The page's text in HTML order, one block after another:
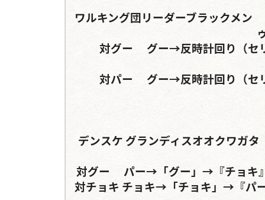
ワルキング団リーダーブラックメン	アクティオンゾウカブト	グランディスorタランド
対グー	グー→反時計回り（セリフ分岐）	グー→反時計回り（セリフ分岐）
対パー	グー→反時計回り（セリフ分岐）	グー→反時計回り（セリフ分岐）
デンスケ	グランディスオオクワガタ	ヘルクレスリッキーブルーorパラワンオオヒラタク
対グー	パー→「グー」→『チョキ』→チョキ	グー→「グー」→『チョキ』→チョキ
対チョキ	チョキ→「チョキ」→『パー』→【パー】→【チョキ】	グー→「チョキ」→『パ